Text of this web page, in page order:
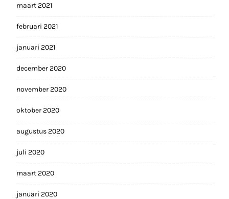
maart 2021
februari 2021
januari 2021
december 2020
november 2020
oktober 2020
augustus 2020
juli 2020
maart 2020
januari 2020